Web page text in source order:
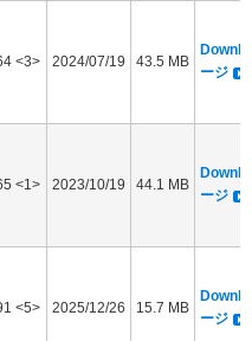
<3> 2024/07/19 43.5 MB
ージ
<1> 2023/10/19 44.1 MB
ージ
<5> 2025/12/26 15.7 MB
ージ